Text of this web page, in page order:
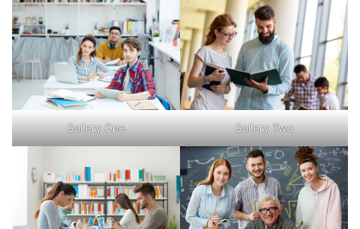
Gallery One Gallery Two